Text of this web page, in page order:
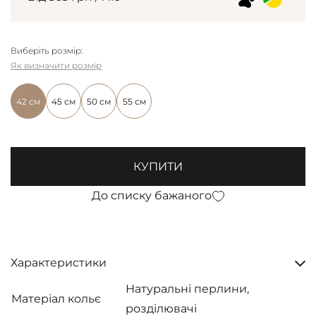
Виберіть розмір:
42 см 45 см 50 см 55 см
Як визначити розмір
КУПИТИ
До списку бажаного
Характеристики
Матеріал кольє
Натуральні перлини,
розділювачі